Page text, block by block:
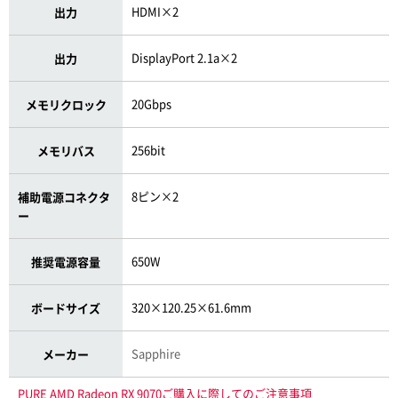
出力 HDMI×2
出力 DisplayPort 2.1a×2
メモリクロック 20Gbps
メモリバス 256bit
補助電源コネクタ
ー
8ピン×2
推奨電源容量 650W
ボードサイズ 320×120.25×61.6mm
メーカー Sapphire
PURE AMD Radeon RX 9070ご購入に際してのご注意事項